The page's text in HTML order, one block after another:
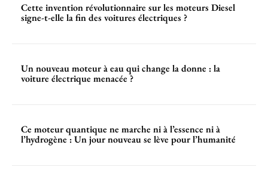
Cette invention révolutionnaire sur les moteurs Diesel
signe-t-elle la fin des voitures électriques ?
Un nouveau moteur à eau qui change la donne : la
voiture électrique menacée ?
Ce moteur quantique ne marche ni à l’essence ni à
l’hydrogène : Un jour nouveau se lève pour l’humanité